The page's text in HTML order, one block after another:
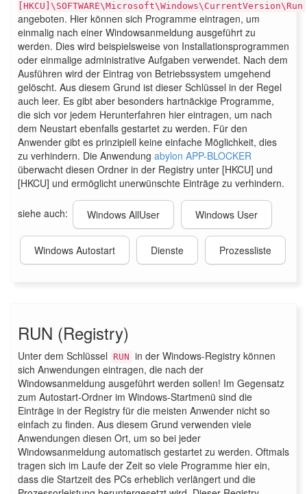
[HKCU]\SOFTWARE\Microsoft\Windows\CurrentVersion\Run
angeboten. Hier können sich Programme eintragen, um
einmalig nach einer Windowsanmeldung ausgeführt zu
werden. Dies wird beispielsweise von Installationsprogrammen
oder einmalige administrative Aufgaben verwendet. Nach dem
Ausführen wird der Eintrag von Betriebssystem umgehend
gelöscht. Aus diesem Grund ist dieser Schlüssel in der Regel
auch leer. Es gibt aber besonders hartnäckige Programme,
die sich vor jedem Herunterfahren hier eintragen, um nach
dem Neustart ebenfalls gestartet zu werden. Für den
Anwender gibt es prinzipiell keine einfache Möglichkeit, dies
zu verhindern. Die Anwendung abylon APP-BLOCKER
überwacht diesen Ordner in der Registry unter [HKCU] und
[HKCU] und ermöglicht unerwünschte Einträge zu verhindern.
siehe auch: Windows AllUser Windows User
Windows Autostart Dienste Prozessliste
RUN (Registry)
Unter dem Schlüssel RUN in der Windows-Registry können
sich Anwendungen eintragen, die nach der
Windowsanmeldung ausgeführt werden sollen! Im Gegensatz
zum Autostart-Ordner im Windows-Startmenü sind die
Einträge in der Registry für die meisten Anwender nicht so
einfach zu finden. Aus diesem Grund verwenden viele
Anwendungen diesen Ort, um so bei jeder
Windowsanmeldung automatisch gestartet zu werden. Oftmals
tragen sich im Laufe der Zeit so viele Programme hier ein,
dass die Startzeit des PCs erheblich verlängert und die